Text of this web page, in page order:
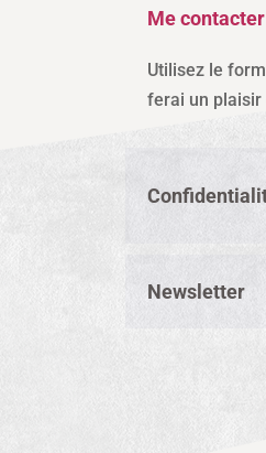
Me contacter
Utilisez le
ferai un plaisir
Newsletter